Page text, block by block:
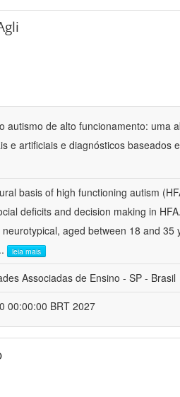
autismo de alto funcionamento: uma
e artificiais e diagnósticos baseados
basis of high functioning autism
deficits and decision making in
aged between 18 and 35
leia mais
Associadas de Ensino - SP - Brasil
00:00:00 BRT 2027